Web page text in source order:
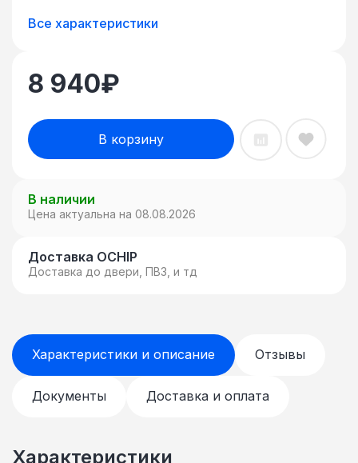
Все характеристики
8 940₽
В корзину
В наличии
Цена актуальна на 08.08.2026
Доставка OCHIP
Доставка до двери, ПВЗ, и тд
Характеристики и описание Отзывы
Документы Доставка и оплата
Характеристики